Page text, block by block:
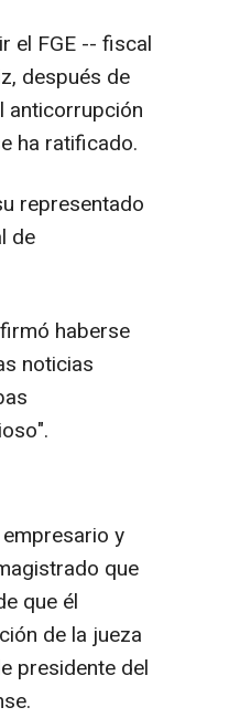
el FGE -- fiscal
después de
anticorrupción
ha ratificado.
representado
de
haberse
noticias
y
que
que él
de la jueza
presidente del